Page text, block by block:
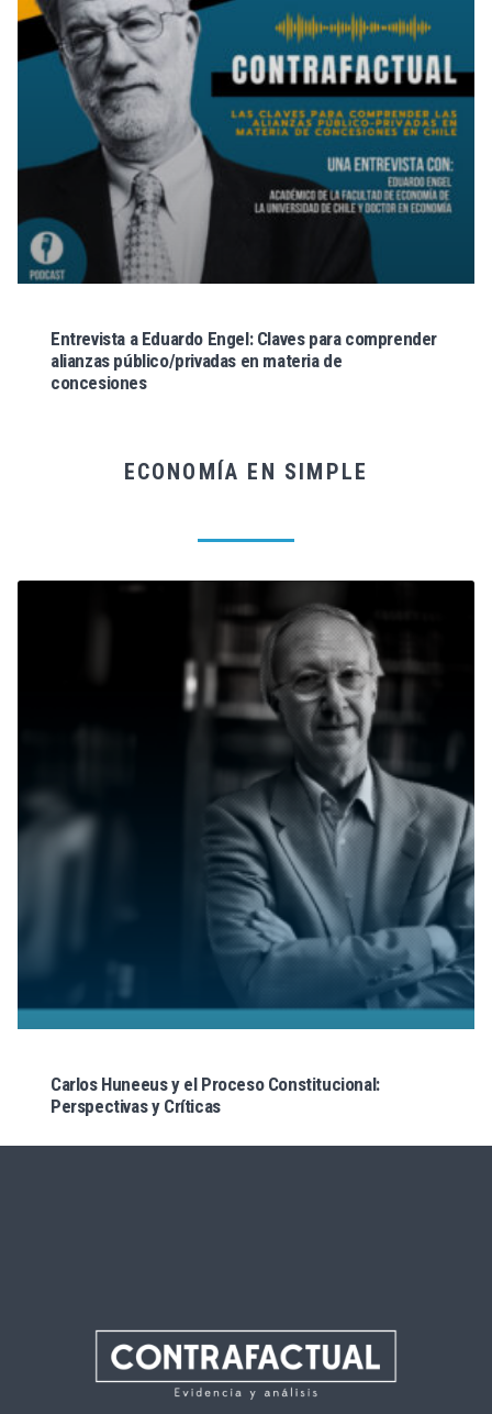
Entrevista a Eduardo Engel: Claves para comprender
alianzas público/privadas en materia de
concesiones
ECONOMÍA EN SIMPLE
Carlos Huneeus y el Proceso Constitucional:
Perspectivas y Críticas